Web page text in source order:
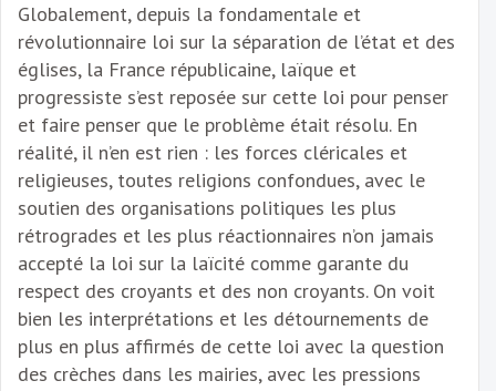
Globalement, depuis la fondamentale et
révolutionnaire loi sur la séparation de l’état et des
églises, la France républicaine, laïque et
progressiste s’est reposée sur cette loi pour penser
et faire penser que le problème était résolu. En
réalité, il n’en est rien : les forces cléricales et
religieuses, toutes religions confondues, avec le
soutien des organisations politiques les plus
rétrogrades et les plus réactionnaires n’on jamais
accepté la loi sur la laïcité comme garante du
respect des croyants et des non croyants. On voit
bien les interprétations et les détournements de
plus en plus affirmés de cette loi avec la question
des crèches dans les mairies, avec les pressions